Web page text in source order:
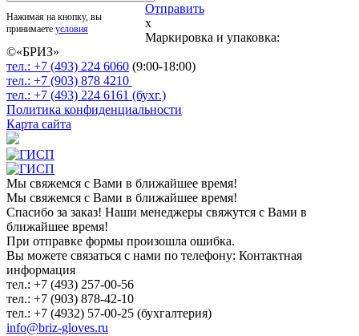
Нажимая на кнопку, вы
принимаете условия
Отправить
x
Маркировка и упаковка:
©«БРИЗ»
тел.: +7 (493) 224 6060 (9:00-18:00)
тел.: +7 (903) 878 4210
тел.: +7 (493) 224 6161 (бухг.)
Политика конфиденциальности
Карта сайта
Мы свяжемся с Вами в ближайшее время!
Мы свяжемся с Вами в ближайшее время!
Спасибо за заказ! Наши менеджеры свяжутся с Вами в
ближайшее время!
При отправке формы произошла ошибка.
Вы можете связаться с нами по телефону: Контактная
информация
тел.: +7 (493) 257-00-56
тел.: +7 (903) 878-42-10
тел.: +7 (4932) 57-00-25 (бухгалтерия)
info@briz-gloves.ru